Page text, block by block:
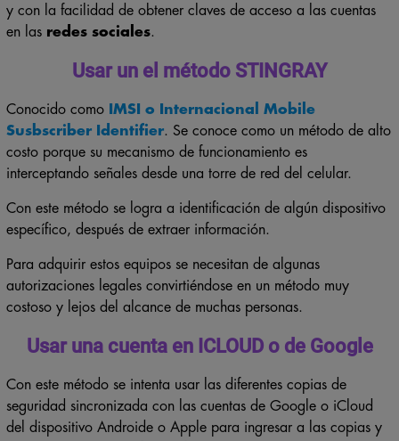
y con la facilidad de obtener claves de acceso a las cuentas
en las redes sociales.
Usar un el método STINGRAY
Conocido como
IMSI o Internacional Mobile
Susbscriber Identifier. Se conoce como un método de alto
costo porque su mecanismo de funcionamiento es
interceptando señales desde una torre de red del celular.
Con este método se logra a identificación de algún dispositivo
específico, después de extraer información.
Para adquirir estos equipos se necesitan de algunas
autorizaciones legales convirtiéndose en un método muy
costoso y lejos del alcance de muchas personas.
Usar una cuenta en ICLOUD o de Google
Con este método se intenta usar las diferentes copias de
seguridad sincronizada con las cuentas de Google o iCloud
del dispositivo Androide o Apple para ingresar a las copias y